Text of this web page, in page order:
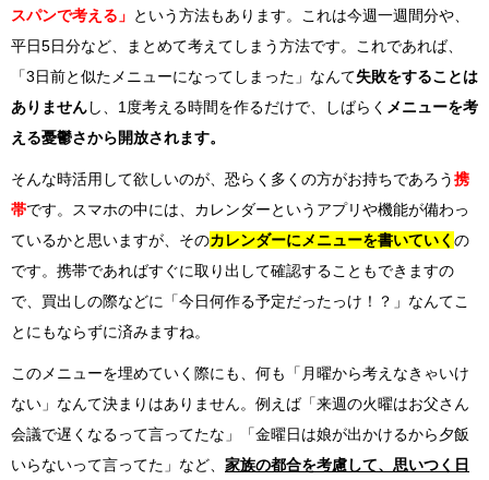
スパンで考える」 という方法もあります。これは今週一週間分や、
平日5日分など、まとめて考えてしまう方法です。これであれば、
「3日前と似たメニューになってしまった」なんて失敗をすることは
ありませんし、1度考える時間を作るだけで、しばらく メニューを考
える憂鬱さから開放されます。
そんな時活用して欲しいのが、恐らく多くの方がお持ちであろう携
帯です。スマホの中には、カレンダーというアプリや機能が備わっ
ているかと思いますが、そのカレンダーにメニューを書いていく の
です。携帯であればすぐに取り出して確認することもできますの
で、買出しの際などに「今日何作る予定だったっけ！？」なんてこ
とにもならずに済みますね。
このメニューを埋めていく際にも、何も「月曜から考えなきゃいけ
ない」なんて決まりはありません。例えば「来週の火曜はお父さん
会議で遅くなるって言ってたな」「金曜日は娘が出かけるから夕飯
いらないって言ってた」など、 家族の都合を考慮して、思いつく日